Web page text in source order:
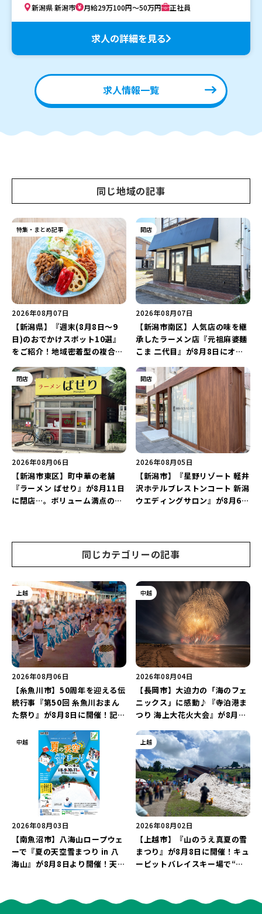
新潟県 新潟市 月給29万100円～50万円 正社員
求人の詳細を見る
求人情報一覧
同じ地域の記事
特集・まとめ記事
2026年08月07日
【新潟県】『週末(8月8日～9
日)のおでかけスポット10選』
をご紹介！地域密着型の複合施
ナ丸大新潟のサマーフェスタ
2026」がおすすめ♪
開店
2026年08月07日
【新潟市南区】人気店の味を継
承したラーメン店『元祖麻婆麺
こま 二代目』が8月8日にオー
た「麻婆麺」を復刻♪
閉店
2026年08月06日
【新潟市東区】町中華の老舗
『ラーメン ぱせり』が8月11日
に閉店…。ボリューム満点の名
開店
2026年08月05日
【新潟市】『星野リゾート 軽井
沢ホテルブレストンコート 新潟
ウエディングサロン』が8月6日
同じカテゴリーの記事
上越
2026年08月06日
【糸魚川市】50周年を迎える伝
統行事『第50回 糸魚川おまん
た祭り』が8月8日に開催！記念
を楽しもう♪
中越
2026年08月04日
【長岡市】大迫力の「海のフェ
ニックス」に感動♪『寺泊港ま
つり 海上大花火大会』が8月7
5,000発の花火”を楽しもう♪
中越
2026年08月03日
【南魚沼市】八海山ロープウェ
ーで『夏の天空雪まつり in 八
海山』が8月8日より開催！天然
上越
2026年08月02日
【上越市】『山のうえ真夏の雪
まつり』が8月8日に開催！キュ
ーピットバレイスキー場で“真